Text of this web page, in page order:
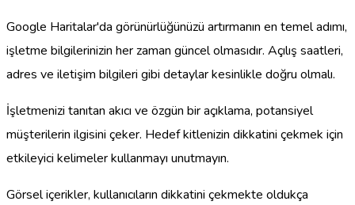
Google Haritalar'da görünürlüğünüzü artırmanın en temel adımı,
işletme bilgilerinizin her zaman güncel olmasıdır. Açılış saatleri,
adres ve iletişim bilgileri gibi detaylar kesinlikle doğru olmalı.
İşletmenizi tanıtan akıcı ve özgün bir açıklama, potansiyel
müşterilerin ilgisini çeker. Hedef kitlenizin dikkatini çekmek için
etkileyici kelimeler kullanmayı unutmayın.
Görsel içerikler, kullanıcıların dikkatini çekmekte oldukça